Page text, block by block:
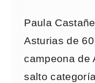
Paula
Asturias de
campeona de
salto